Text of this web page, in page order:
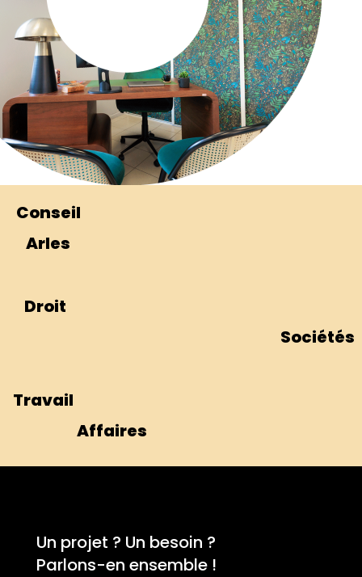
Conseil
Arles
Droit
Sociétés
Travail
Affaires
Un projet ? Un besoin ?
Parlons-en ensemble !